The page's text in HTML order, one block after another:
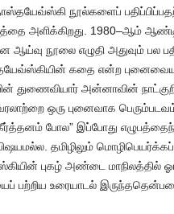
நூல்களைப்
அளிக்கிறது. 1980–ஆம்
ஆய்வு நூலை எழுதி அதுவும் பல
கதை என்ற புனைவையும்
துணைவியார் அன்னாவின்
ஒரு புனைவாக
போல” இப்போது
தமிழிலும்
புகழ் அண்டை மாநிலத்தில்
பற்றிய உரையாடல்